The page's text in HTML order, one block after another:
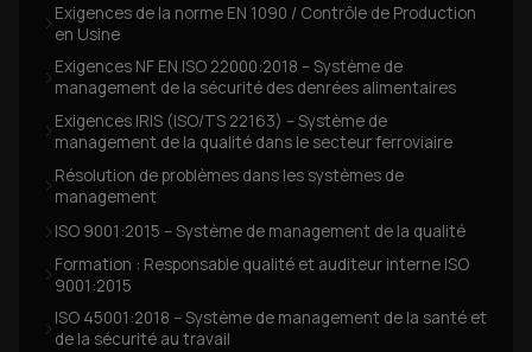
Exigences de la norme EN 1090 / Contrôle de Production
en Usine
Exigences NF EN ISO 22000:2018 – Système de
management de la sécurité des denrées alimentaires
Exigences IRIS (ISO/TS 22163) – Système de
management de la qualité dans le secteur ferroviaire
Résolution de problèmes dans les systèmes de
management
ISO 9001:2015 – Système de management de la qualité
Formation : Responsable qualité et auditeur interne ISO
9001:2015
ISO 45001:2018 – Système de management de la santé et
de la sécurité au travail